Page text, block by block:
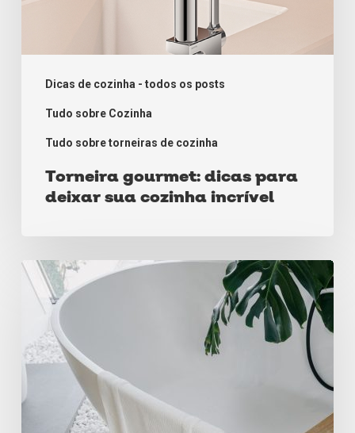
Dicas de cozinha - todos os posts
Tudo sobre Cozinha
Tudo sobre torneiras de cozinha
Torneira gourmet: dicas para
deixar sua cozinha incrível
Como
decorar
banheiro:
dicas
práticas
e
criativas